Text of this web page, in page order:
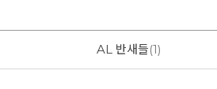
AL 반새들(1)